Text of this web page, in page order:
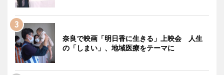
奈良で映画「明日香に生きる」上映会 人生
の「しまい」、地域医療をテーマに